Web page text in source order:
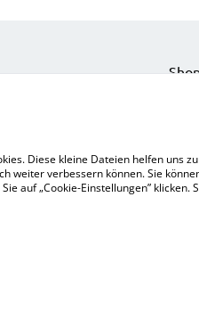
Diese kleine Dateien helfen uns
weiter verbessern können. Sie
auf „Cookie-Einstellungen” klicken.